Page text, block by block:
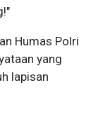
Humas Polri
yang
lapisan